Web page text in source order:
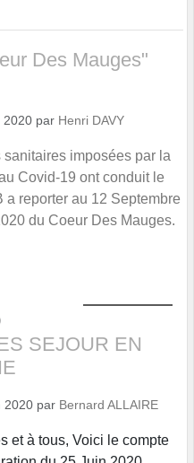
Des Mauges"
2020 par Henri DAVY
sanitaires imposées par la
Covid-19 ont conduit le
a reporter au 12 Septembre
du Coeur Des Mauges.
SEJOUR EN
2020 par Bernard ALLAIRE
et à tous, Voici le compte